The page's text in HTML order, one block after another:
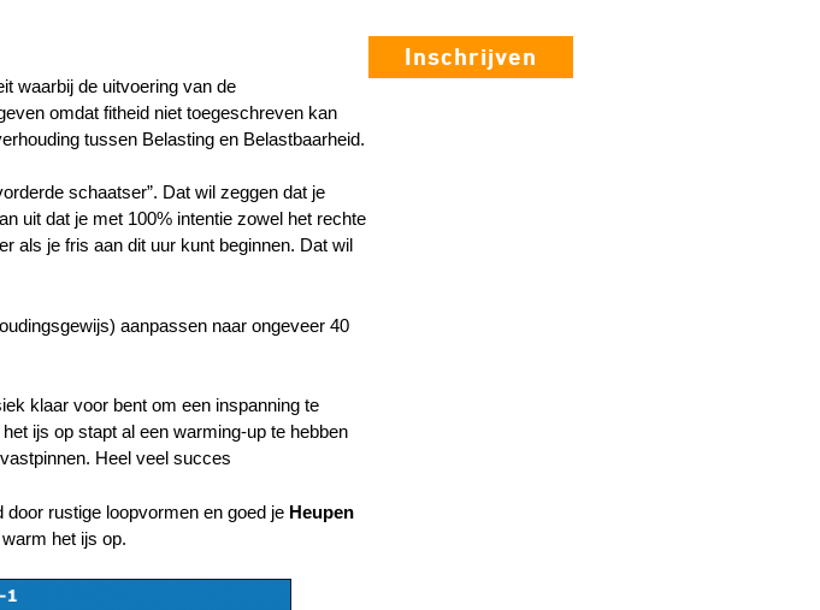
Inschrijven
waarbij de uitvoering van de
omdat fitheid niet toegeschreven kan
tussen Belasting en Belastbaarheid.
schaatser”. Dat wil zeggen dat je
uit dat je met 100% intentie zowel het rechte
als je fris aan dit uur kunt beginnen. Dat wil
aanpassen naar ongeveer 40
klaar voor bent om een inspanning te
ijs op stapt al een warming-up te hebben
Heel veel succes
door rustige loopvormen en goed je Heupen
het ijs op.